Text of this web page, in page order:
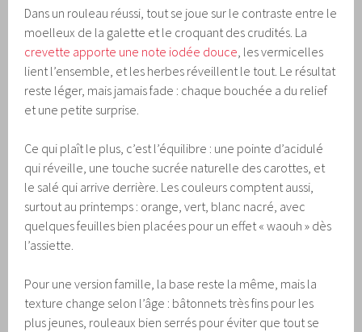
Dans un rouleau réussi, tout se joue sur le contraste entre le
moelleux de la galette et le croquant des crudités. La
crevette apporte une note iodée douce , les vermicelles
lient l’ensemble, et les herbes réveillent le tout. Le résultat
reste léger, mais jamais fade : chaque bouchée a du relief
et une petite surprise.
Ce qui plaît le plus, c’est l’équilibre : une pointe d’acidulé
qui réveille, une touche sucrée naturelle des carottes, et
le salé qui arrive derrière. Les couleurs comptent aussi,
surtout au printemps : orange, vert, blanc nacré, avec
quelques feuilles bien placées pour un effet « waouh » dès
l’assiette.
Pour une version famille, la base reste la même, mais la
texture change selon l’âge : bâtonnets très fins pour les
plus jeunes, rouleaux bien serrés pour éviter que tout se